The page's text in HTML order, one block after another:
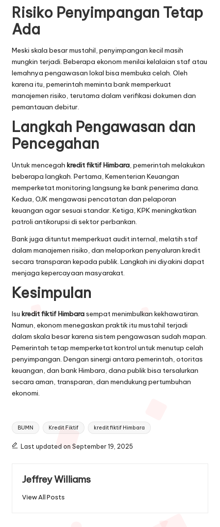
Risiko Penyimpangan Tetap
Ada
Meski skala besar mustahil, penyimpangan kecil masih
mungkin terjadi. Beberapa ekonom menilai kelalaian staf atau
lemahnya pengawasan lokal bisa membuka celah. Oleh
karena itu, pemerintah meminta bank memperkuat
manajemen risiko, terutama dalam verifikasi dokumen dan
pemantauan debitur.
Langkah Pengawasan dan
Pencegahan
Untuk mencegah kredit fiktif Himbara , pemerintah melakukan
beberapa langkah. Pertama, Kementerian Keuangan
memperketat monitoring langsung ke bank penerima dana.
Kedua, OJK mengawasi pencatatan dan pelaporan
keuangan agar sesuai standar. Ketiga, KPK meningkatkan
patroli antikorupsi di sektor perbankan.
Bank juga dituntut memperkuat audit internal, melatih staf
dalam manajemen risiko, dan melaporkan penyaluran kredit
secara transparan kepada publik. Langkah ini diyakini dapat
menjaga kepercayaan masyarakat.
Kesimpulan
Isu kredit fiktif Himbarasempat menimbulkan kekhawatiran.
Namun, ekonom menegaskan praktik itu mustahil terjadi
dalam skala besar karena sistem pengawasan sudah mapan.
Pemerintah tetap memperketat kontrol untuk menutup celah
penyimpangan. Dengan sinergi antara pemerintah, otoritas
keuangan, dan bank Himbara, dana publik bisa tersalurkan
secara aman, transparan, dan mendukung pertumbuhan
ekonomi.
Tags:
BUMN Kredit Fiktif kredit fiktif Himbara
Last updated on September 19, 2025
Jeffrey Williams
View All Posts